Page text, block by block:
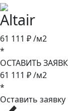
Altair
61 111 ₽ /м2
*
ОСТАВИТЬ
61 111 ₽ /м2
*
Оставить заявку